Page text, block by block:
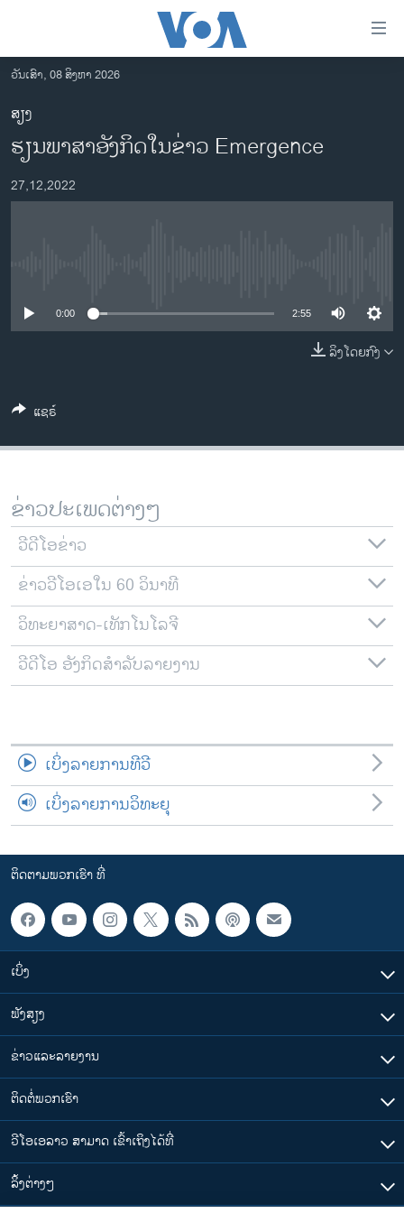
ເຂົ້າ
ຫາ
ຂ້າມ
ຂ້າມ
ຂ້າມ
ໄປ
ລາວ
ອາເມຣິກາ
ການເລືອກຕັ້ງ ປະທານາທີບໍດີ ສະຫະລັດ 2024
ອິດສະຫຼະພາບດ້ານການຂ່າວ
ວິທະຍາສາດ-ເທັກໂນໂລຈີ
ທຸລະກິດ
ວີດີໂອ
ສຽງ
ລາຍການກະຈາຍສຽງ
ພາສາຕ່າງໆ
ວັນເສົາ, 08 ສິງຫາ 2026
ສຽງ
​ຮຽນ​ພາ​ສາ​ອັງ​ກິດ​ໃນ​ຂ່າວ Emergence
27,12,2022
0:00 2:55
ລິງໂດຍກົງ
ແຊຣ໌
ຂ່າວປະເພດຕ່າງໆ
ວີດີໂອຂ່າວ
ຂ່າວວີໂອເອໃນ 60 ວິນາທີ
ວິທະຍາສາດ-ເທັກໂນໂລຈີ
ວີດີໂອ ອັງກິດສຳລັບລາຍງານ
ເບິ່ງລາຍການທີວີ
ເບິ່ງລາຍການວິທະຍຸ
ຕິດຕາມພວກເຮົາ ທີ່
ເບິ່ງ
ຟັງສຽງ
ຂ່າວແລະລາຍງານ
ຕິດຕໍ່ພວກເຮົາ
ວີໂອເອລາວ ສາມາດ ເຂົ້າເຖິງໄດ້ທີ່
​ລິ້ງ​ຕ່າງໆ